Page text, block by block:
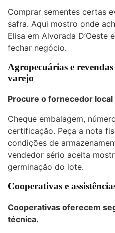
Comprar sementes certas
safra. Aqui mostro onde
Elisa em Alvorada D’Oeste
fechar negócio.
Agropecuárias e
varejo
Procure o fornecedor
Cheque embalagem,
certificação. Peça a nota
condições de
vendedor sério aceita
germinação do lote.
Cooperativas e
Cooperativas oferecem
técnica.